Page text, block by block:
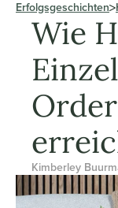
Erfolgsgeschichten
Wie
Kimberley